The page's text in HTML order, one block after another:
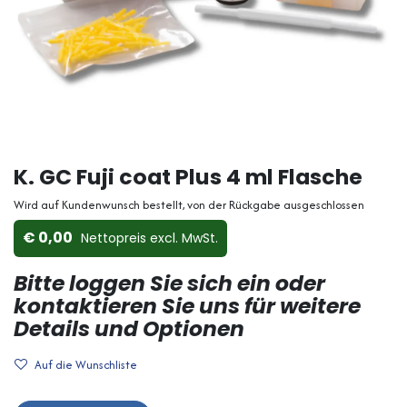
K. GC Fuji coat Plus 4 ml Flasche
Wird auf Kundenwunsch bestellt, von der Rückgabe ausgeschlossen
0,00 Nettopreis ex​cl. MwSt.
Bitte loggen Sie sich ein oder
kontaktieren Sie uns für weitere
Details und Optionen
Auf die Wunschliste